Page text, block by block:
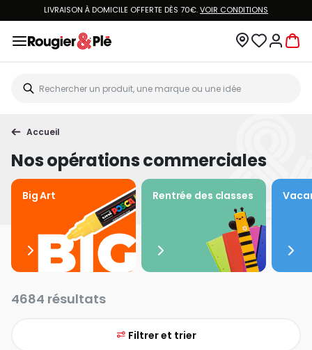
LIVRAISON À DOMICILE OFFERTE DÈS 70€.VOIR CONDITIONS
Accueil
Nos opérations commerciales
Big Art Rentrée des classes
4684 résultats
Filtrer et trier